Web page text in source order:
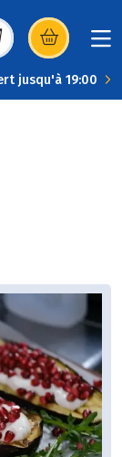
dans une
jusqu'à 19:00